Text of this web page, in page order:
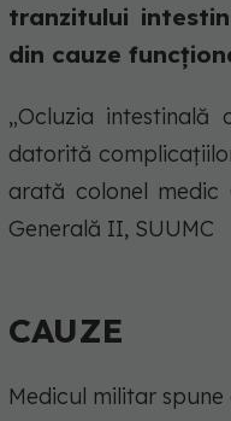
tranzitului
din cauze
„Ocluzia
datorită
arată colonel medic
Generală II, SUUMC
CAUZE
Medicul militar